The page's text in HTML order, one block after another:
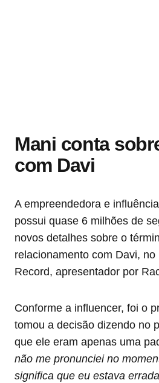
Mani conta
com Davi
A empreendedora e
possui quase 6 milhões de
novos detalhes sobre o
relacionamento com Davi,
Record, apresentador por
Conforme a influencer, foi o
tomou a decisão dizendo no
que ele eram apenas uma
não me pronunciei no
significa que eu estava